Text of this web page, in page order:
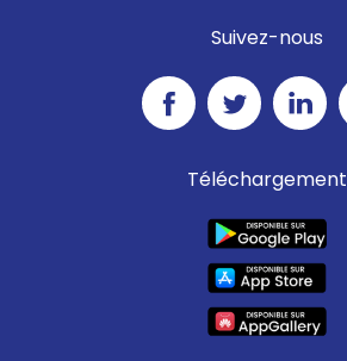
Suivez-nous
Téléchargement